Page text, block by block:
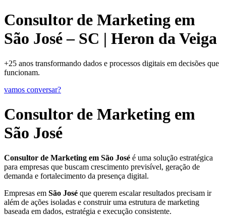
Consultor de Marketing em
São José – SC | Heron da Veiga
+25 anos transformando dados e processos digitais em decisões que
funcionam.
vamos conversar?
Consultor de Marketing em
São José
Consultor de Marketing em São José é uma solução estratégica
para empresas que buscam crescimento previsível, geração de
demanda e fortalecimento da presença digital.
Empresas em São José que querem escalar resultados precisam ir
além de ações isoladas e construir uma estrutura de marketing
baseada em dados, estratégia e execução consistente.